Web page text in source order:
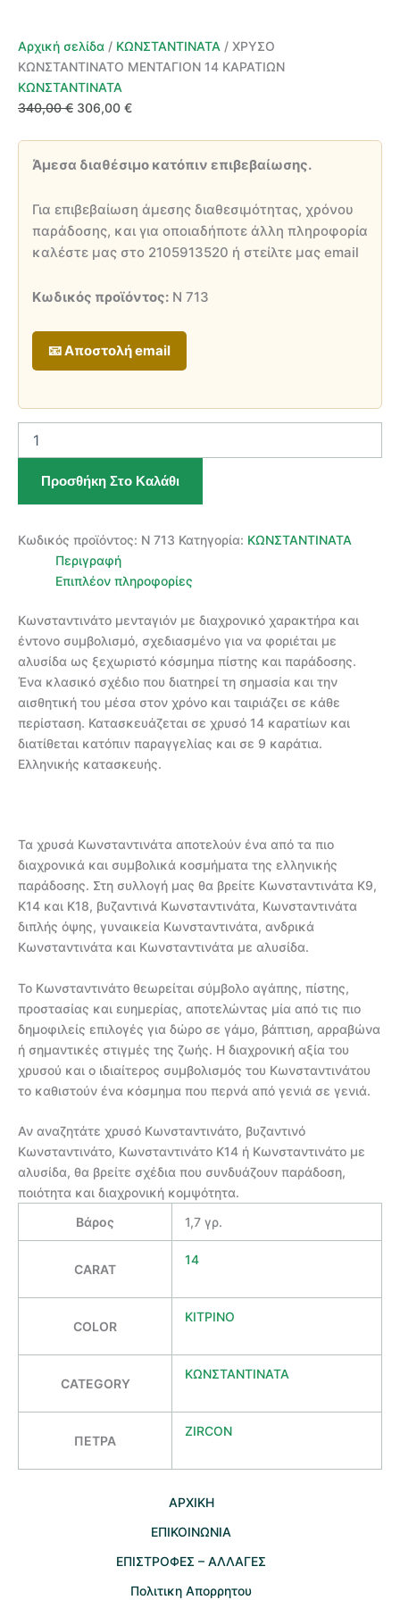
Αρχική σελίδα / ΚΩΝΣΤΑΝΤΙΝΑΤΑ / ΧΡΥΣΟ
ΚΩΝΣΤΑΝΤΙΝΑΤΟ ΜΕΝΤΑΓΙΟΝ 14 ΚΑΡΑΤΙΩΝ
ΚΩΝΣΤΑΝΤΙΝΑΤΑ
340,00€ Original
340,00 €.
306,00 €Η
είναι:
Άμεσα διαθέσιμο κατόπιν επιβεβαίωσης.
Για επιβεβαίωση άμεσης διαθεσιμότητας, χρόνου
παράδοσης, και για οποιαδήποτε άλλη πληροφορία
καλέστε μας στο 2105913520 ή στείλτε μας email
Κωδικός προϊόντος: Ν 713
📧 Αποστολή email
ΚΩΝΣΤΑΝΤΙΝΑΤΟ
ΚΑΡΑΤΙΩΝ
Προσθήκη Στο Καλάθι
Κωδικός προϊόντος: Ν 713 Κατηγορία: ΚΩΝΣΤΑΝΤΙΝΑΤΑ
Περιγραφή
Επιπλέον πληροφορίες
Κωνσταντινάτο μενταγιόν με διαχρονικό χαρακτήρα και
έντονο συμβολισμό, σχεδιασμένο για να φοριέται με
αλυσίδα ως ξεχωριστό κόσμημα πίστης και παράδοσης.
Ένα κλασικό σχέδιο που διατηρεί τη σημασία και την
αισθητική του μέσα στον χρόνο και ταιριάζει σε κάθε
περίσταση. Κατασκευάζεται σε χρυσό 14 καρατίων και
διατίθεται κατόπιν παραγγελίας και σε 9 καράτια.
Ελληνικής κατασκευής.
Τα χρυσά Κωνσταντινάτα αποτελούν ένα από τα πιο
διαχρονικά και συμβολικά κοσμήματα της ελληνικής
παράδοσης. Στη συλλογή μας θα βρείτε Κωνσταντινάτα Κ9,
Κ14 και Κ18, βυζαντινά Κωνσταντινάτα, Κωνσταντινάτα
διπλής όψης, γυναικεία Κωνσταντινάτα, ανδρικά
Κωνσταντινάτα και Κωνσταντινάτα με αλυσίδα.
Το Κωνσταντινάτο θεωρείται σύμβολο αγάπης, πίστης,
προστασίας και ευημερίας, αποτελώντας μία από τις πιο
δημοφιλείς επιλογές για δώρο σε γάμο, βάπτιση, αρραβώνα
ή σημαντικές στιγμές της ζωής. Η διαχρονική αξία του
χρυσού και ο ιδιαίτερος συμβολισμός του Κωνσταντινάτου
το καθιστούν ένα κόσμημα που περνά από γενιά σε γενιά.
Αν αναζητάτε χρυσό Κωνσταντινάτο, βυζαντινό
Κωνσταντινάτο, Κωνσταντινάτο Κ14 ή Κωνσταντινάτο με
αλυσίδα, θα βρείτε σχέδια που συνδυάζουν παράδοση,
ποιότητα και διαχρονική κομψότητα.
Βάρος
1,7 γρ.
CARAT
14
COLOR
ΚΙΤΡΙΝΟ
CATEGORY
ΚΩΝΣΤΑΝΤΙΝΑΤΑ
ΠΕΤΡΑ
ZIRCON
AΡΧΙΚΗ
ΕΠΙΚΟΙΝΩΝΙΑ
EΠΙΣΤΡΟΦΕΣ – ΑΛΛΑΓΕΣ
Πολιτικη Απορρητου